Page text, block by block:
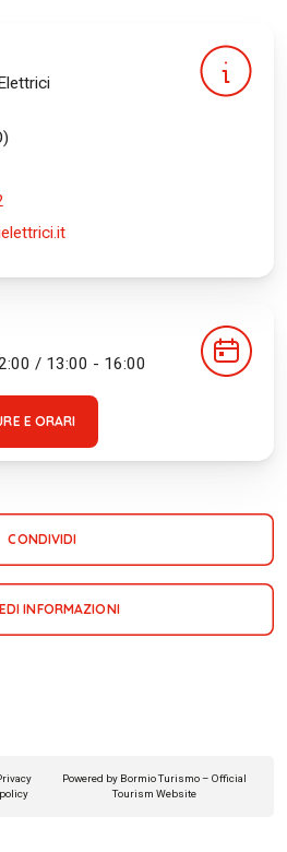
/ 13:00 - 16:00
E ORARI
CONDIVIDI
INFORMAZIONI
policy
Powered by Bormio Turismo – Official
Tourism Website